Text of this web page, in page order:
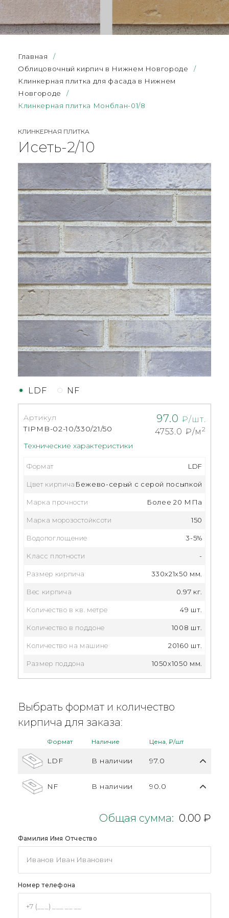
Главная
/
Облицовочный кирпич в Нижнем Новгороде
/
Клинкерная плитка для фасада в Нижнем
Новгороде
/
Клинкерная плитка Монблан-01/8
КЛИНКЕРНАЯ ПЛИТКА
Исеть-2/10
97.0 ₽/шт.
4753.0 ₽/м2
LDF NF
Технические характеристики
Артикул
TIPMB-02-10/330/21/50
Формат LDF
Цвет кирпича Бежево-серый с серой посыпкой
Марка прочности Более 20 МПа
Марка морозостойксоти 150
Водопоглощение 3-5%
Класс плотности -
Размер кирпича 330x21x50 мм.
Вес кирпича 0.97 кг.
Количество в кв. метре 49 шт.
Количество в поддоне 1008 шт.
Количество на машине 20160 шт.
Размер поддона 1050x1050 мм.
Выбрать формат и количество
кирпича для заказа:
Формат Наличие Цена, ₽/шт
LDF В наличии 97.0
NF В наличии 90.0
Общая сумма: 0.00 ₽
Фамилия Имя Отчество
Номер телефона